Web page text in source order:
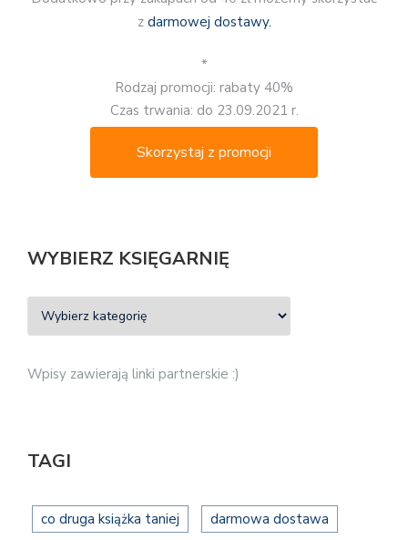
z darmowej dostawy.
*
Rodzaj promocji: rabaty 40%
Czas trwania: do 23.09.2021 r.
Skorzystaj z promocji
WYBIERZ KSIĘGARNIĘ
Wpisy zawierają linki partnerskie :)
TAGI
co druga książka taniej darmowa dostawa